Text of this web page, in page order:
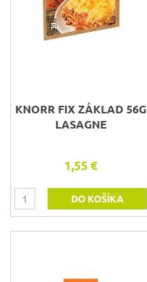
KNORR FIX ZÁKLAD 56G
LASAGNE
1,55 €
DO KOŠÍKA